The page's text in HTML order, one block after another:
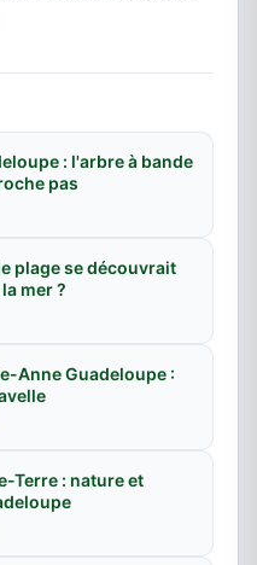
: l'arbre à bande
pas
plage se découvrait
mer ?
Anne Guadeloupe :
Terre : nature et